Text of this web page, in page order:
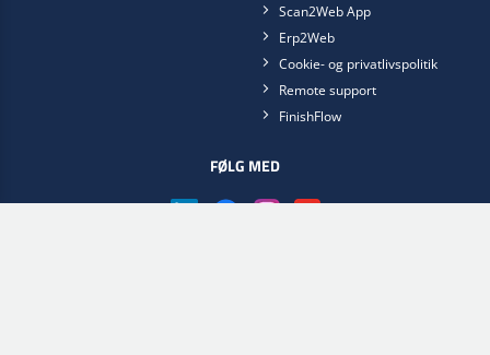
Scan2Web App
Erp2Web
Cookie- og privatlivspolitik
Remote support
FinishFlow
FØLG MED